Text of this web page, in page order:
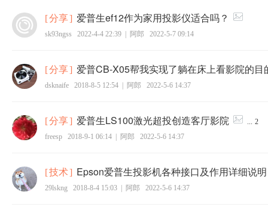
[分享] 爱普生ef12作为家用投影仪适合吗？
sk93ngss 2022-4-4 22:39 阿郎 2022-5-7 09:14
[分享] 爱普CB-X05帮我实现了躺在床上看影院的目
dsknaife 2018-8-5 12:54 阿郎 2022-5-6 14:37
[分享] 爱普生LS100激光超投创造客厅影院 ... 2
freesp
2018-9-1 06:14 阿郎 2022-5-6 14:37
[技术] Epson爱普生投影机各种接口及作用详细说明
29lskng 2018-8-4 15:03 阿郎 2022-5-6 14:37